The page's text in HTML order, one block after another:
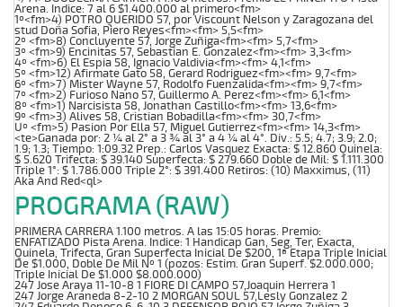
Arena. Indice: 7 al 6 $1.400.000 al primero<fm>
1º<fm>4) POTRO QUERIDO 57, por Viscount Nelson y Zaragozana del
stud Doña Sofia, Piero Reyes<fm><fm> 5,5<fm>
2º <fm>8) Concluyente 57, Jorge Zuñiga<fm><fm> 5,7<fm>
3º <fm>9) Encinitas 57, Sebastian E. Gonzalez<fm><fm> 3,3<fm>
4º <fm>6) El Espia 58, Ignacio Valdivia<fm><fm> 4,1<fm>
5º <fm>12) Afirmate Gato 58, Gerard Rodriguez<fm><fm> 9,7<fm>
6º <fm>7) Mister Wayne 57, Rodolfo Fuenzalida<fm><fm> 9,7<fm>
7º <fm>2) Furioso Nano 57, Guillermo A. Perez<fm><fm> 6,1<fm>
8º <fm>1) Narcisista 58, Jonathan Castillo<fm><fm> 13,6<fm>
9º <fm>3) Alives 58, Cristian Bobadilla<fm><fm> 30,7<fm>
Uº <fm>5) Pasion Por Ella 57, Miguel Gutierrez<fm><fm> 14,3<fm>
<te>Ganada por: 2 ¼ al 2° a 3 ¾ al 3° a 4 ¼ al 4°. Div.: 5.5; 4.7; 3.9; 2.0;
1.9; 1.3; Tiempo: 1:09.32 Prep.: Carlos Vasquez Exacta: $ 12.860 Quinela:
$ 5.620 Trifecta: $ 39.140 Superfecta: $ 279.660 Doble de Mil: $ 1.111.300
Triple 1°: $ 1.786.000 Triple 2°: $ 391.400 Retiros: (10) Maxximus, (11)
Aka And Red<ql>
PROGRAMA (RAW)
PRIMERA CARRERA 1.100 metros. A las 15:05 horas. Premio:
ENFATIZADO Pista Arena. Indice: 1 Handicap Gan, Seg, Ter, Exacta,
Quinela, Trifecta, Gran Superfecta Inicial De $200, 1ª Etapa Triple Inicial
De $1.000, Doble De Mil Nº 1 (pozos: Estim. Gran Superf. $2.000.000;
Triple Inicial De $1.000 $8.000.000)
247 Jose Araya 11-10-8 1 FIORE DI CAMPO 57,Joaquin Herrera 1
247 Jorge Araneda 8-2-10 2 MORGAN SOUL 57,Lesly Gonzalez 2